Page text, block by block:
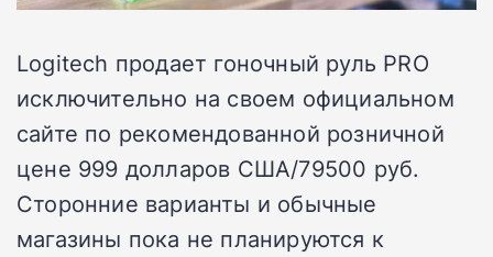
Logitech продает гоночный руль PRO
исключительно на своем официальном
сайте по рекомендованной розничной
цене 999 долларов США/79500 руб.
Сторонние варианты и обычные
магазины пока не планируются к